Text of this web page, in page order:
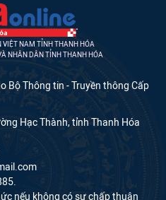
VIỆT NAM TỈNH THANH HÓA
NHÂN DÂN TỈNH THANH HÓA
Bộ Thông tin - Truyền thông Cấp
Hạc Thành, tỉnh Thanh Hóa
nếu không có sự chấp thuận